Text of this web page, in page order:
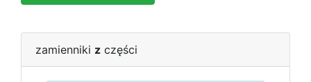
zamienniki z części